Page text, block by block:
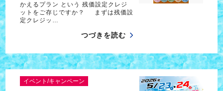
かえるプラン という 残価設定クレジ
ットをご存じですか？ まずは残価設
定クレジッ…
つづきを読む
イベント/キャンペーン